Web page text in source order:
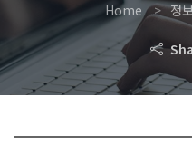
Home 정